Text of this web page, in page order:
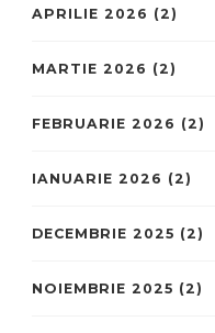
APRILIE 2026 (2)
MARTIE 2026 (2)
FEBRUARIE 2026 (2)
IANUARIE 2026 (2)
DECEMBRIE 2025 (2)
NOIEMBRIE 2025 (2)